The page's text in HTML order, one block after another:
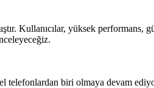
Kullanıcılar, yüksek performans,
telefonlardan biri olmaya devam